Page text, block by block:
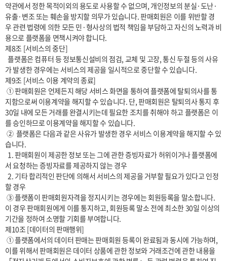
약관에서 정한 목적이외의 용도로 사용할 수 없으며, 개인정보의 분실·도난·
유출·변조 또는 훼손을 방지할 의무가 있습니다. 판매회원은 이를 위반할 경
우 관련 법령에 의한 모든 민·형사상의 법적 책임을 부담하고 자신의 노력과 비
용으로 플랫폼을 면책시켜야 합니다.
제8조 [서비스의 중단]
  플랫폼은 컴퓨터 등 정보통신설비의 점검, 교체 및 고장, 통신 두절 등의 사유
가 발생한 경우에는 서비스의 제공을 일시적으로 중단할 수 있습니다.
제9조 [서비스 이용 계약의 종료]
지함으로써 이용계약을 해지할 수 있습니다. 단, 판매회원은 탈퇴의사 통지 후
30일 내에 모든 거래를 완결시키는데 필요한 조치를 취해야 하고 플랫폼은 이
를 승인하므로 이용계약을 해지할 수 있습니다.
습니다.
서 요청하는 증빙자료를 제공하지 않는 경우
  2. 기타 합리적인 판단에 의해서 서비스의 제공을 거부할 필요가 있다고 인정
할 경우
이 경우 판매회원에게 이를 통지하고, 회원등록 말소 전에 최소한 30일 이상의
기간을 정하여 소명할 기회를 부여합니다.
제10조 [데이터의 판매행위]
이를 위해서 판매회원은 데이터 상품에 관한 정보와 거래조건에 관한 내용을